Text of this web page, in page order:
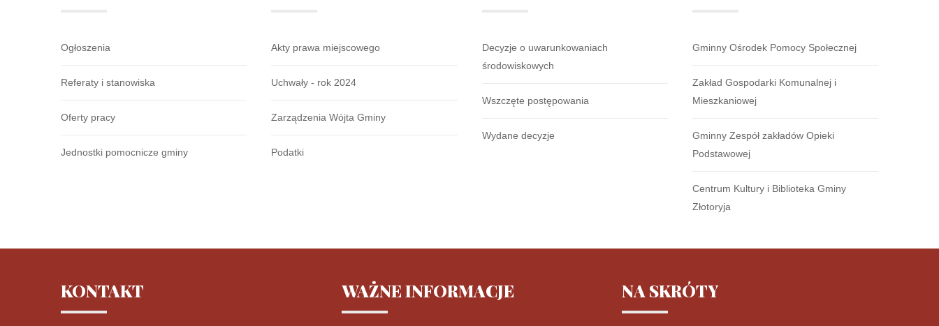
Ogłoszenia
Referaty i stanowiska
Oferty pracy
Jednostki pomocnicze gminy
Akty prawa miejscowego
Uchwały - rok 2024
Zarządzenia Wójta Gminy
Podatki
Decyzje o uwarunkowaniach
środowiskowych
Wszczęte postępowania
Wydane decyzje
Gminny Ośrodek Pomocy Społecznej
Zakład Gospodarki Komunalnej i
Mieszkaniowej
Gminny Zespół zakładów Opieki
Podstawowej
Centrum Kultury i Biblioteka Gminy
Złotoryja
KONTAKT WAŻNEINFORMACJE NA SKRÓTY